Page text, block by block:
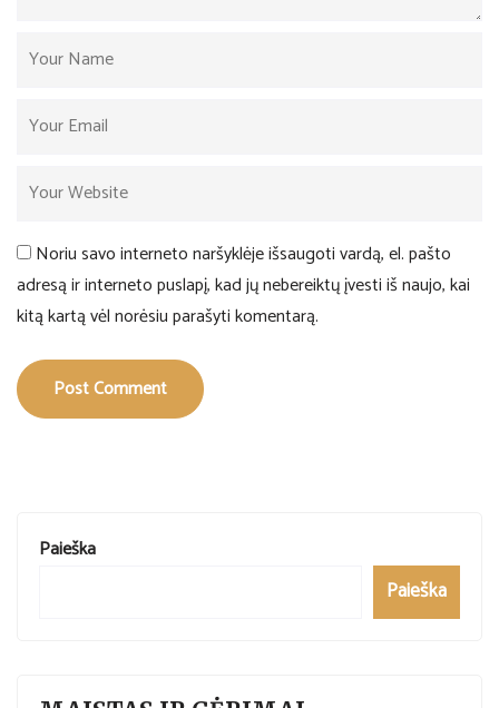
Noriu savo interneto naršyklėje išsaugoti vardą, el. pašto
adresą ir interneto puslapį, kad jų nebereiktų įvesti iš naujo, kai
kitą kartą vėl norėsiu parašyti komentarą.
Post Comment
Paieška
Paieška